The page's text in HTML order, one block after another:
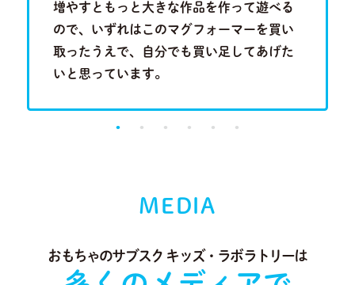
増やすともっと大きな作品を作って遊べる
ので、いずれはこのマグフォーマーを買い
取ったうえで、自分でも買い足してあげた
いと思っています。
MEDIA
おもちゃのサブスク キッズ・ラボラトリーは